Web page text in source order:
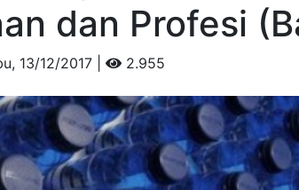
dan Profesi
13/12/2017 | 2.955